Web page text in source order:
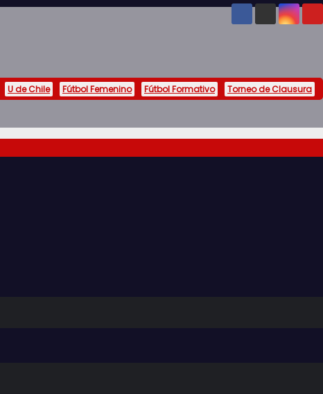
U de Chile Fútbol Femenino Fútbol Formativo Torneo de Clausura